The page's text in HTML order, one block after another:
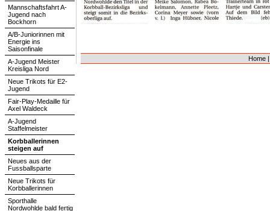
Home |
Mannschaftsfahrt A-
Jugend nach
Bockhorn
A/B-Juniorinnen mit
Energie ins
Saisonfinale
A-Jugend Meister
Kreisliga Nord
Neue Trikots für E2-
Jugend
Fair-Play-Medaille für
Axel Waldeck
A-Jugend
Staffelmeister
Korbballerinnen
steigen auf
Neues aus der
Fussballsparte
Neue Trikots für
Korbballerinnen
Sporthalle
Nordwohlde bald fertig